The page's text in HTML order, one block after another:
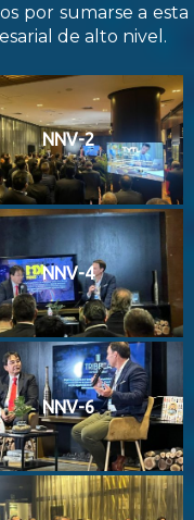
por sumarse a esta
de alto nivel.
NNV-2
NNV-4
NNV-6